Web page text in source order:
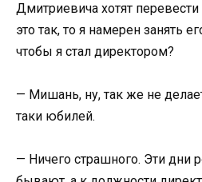
Дмитриевича хотят
это так, то я намерен занять
чтобы я стал директором?
— Мишань, ну, так же не
таки юбилей.
— Ничего страшного. Эти дни